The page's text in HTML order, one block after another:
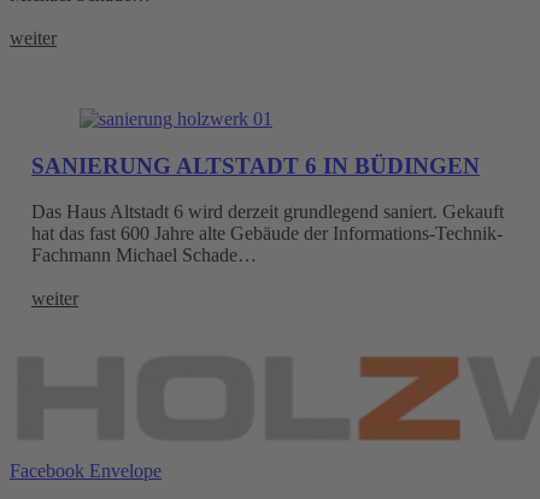
weiter
SANIERUNG ALTSTADT 6 IN BÜDINGEN
Das Haus Altstadt 6 wird derzeit grundlegend saniert. Gekauft
hat das fast 600 Jahre alte Gebäude der Informations-Technik-
Fachmann Michael Schade…
weiter
Facebook Envelope